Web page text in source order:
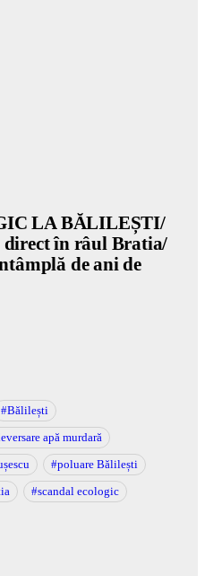
LA BĂLILEȘTI/
direct în râul Bratia/
de ani de
#Bălilești
apă murdară
#poluare Bălilești
#scandal ecologic